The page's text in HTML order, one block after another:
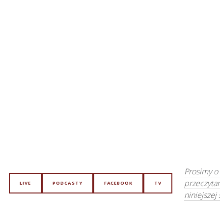
LIVE PODCASTY FACEBOOK TV
Prosimy
niniejszej